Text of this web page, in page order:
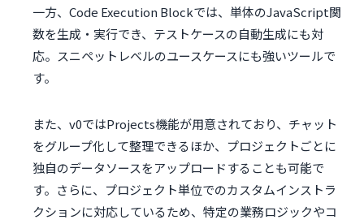
一方、Code Execution Blockでは、単体のJavaScript関
数を生成・実行でき、テストケースの自動生成にも対
応。スニペットレベルのユースケースにも強いツールで
す。
また、v0ではProjects機能が用意されており、チャット
をグループ化して整理できるほか、プロジェクトごとに
独自のデータソースをアップロードすることも可能で
す。さらに、プロジェクト単位でのカスタムインストラ
クションに対応しているため、特定の業務ロジックやコ